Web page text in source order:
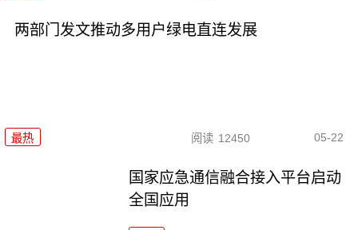
两部门发文推动多用户绿电直连发展
最热 阅读 12450 05-22
国家应急通信融合接入平台启动
全国应用